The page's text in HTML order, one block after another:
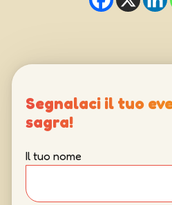
Segnalaci il tuo
sagra!
Il tuo nome